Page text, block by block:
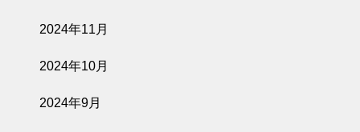
2024年11月
2024年10月
2024年9月